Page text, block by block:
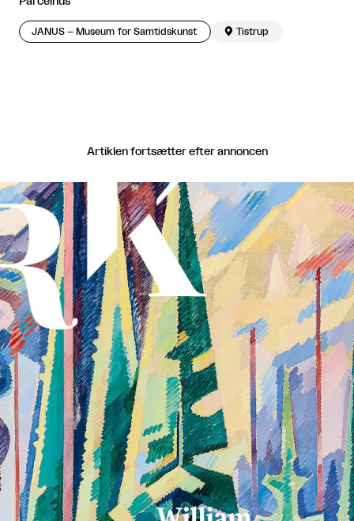
JANUS – Museum for Samtidskunst  Tistrup
Artiklen fortsætter efter annoncen